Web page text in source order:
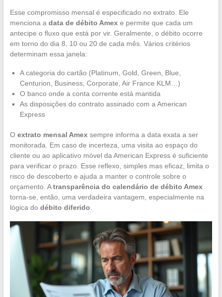
Esse compromisso mensal é especificado no extrato. Ele
menciona a data de débito Amexe permite que cada um
antecipe o fluxo que está por vir. Geralmente, o débito ocorre
em torno do dia 8, 10 ou 20 de cada mês. Vários critérios
determinam essa janela:
A categoria do cartão (Platinum, Gold, Green, Blue,
Centurion, Business, Corporate, Air France KLM…)
O banco onde a conta corrente está mantida
As disposições do contrato assinado com a American
Express
O extrato mensal Amexsempre informa a data exata a ser
monitorada. Em caso de incerteza, uma visita ao espaço do
cliente ou ao aplicativo móvel da American Express é suficiente
para verificar o prazo. Esse reflexo, simples mas eficaz, limita o
risco de descoberto e ajuda a manter o controle sobre o
orçamento. Atransparência do calendário de débito Amex
torna-se, então, uma verdadeira vantagem, especialmente na
lógica do débito diferido